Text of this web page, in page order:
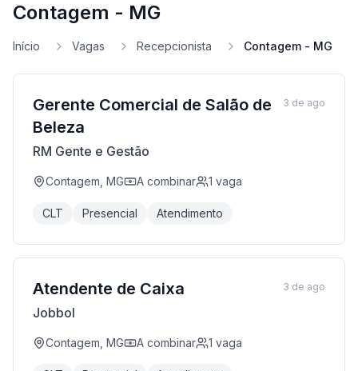
Contagem - MG
Início Vagas Recepcionista Contagem - MG
Gerente Comercial de Salão de
Beleza
RM Gente e Gestão
Contagem, MG A combinar 1 vaga
CLT Presencial Atendimento
3 de ago
Atendente de Caixa
Jobbol
Contagem, MG A combinar 1 vaga
3 de ago